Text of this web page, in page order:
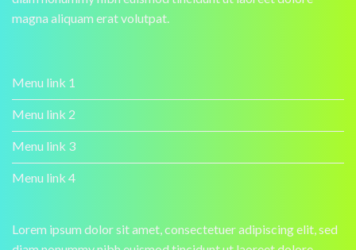
magna aliquam erat volutpat.
Menu link 1
Menu link 2
Menu link 3
Menu link 4
Lorem ipsum dolor sit amet, consectetuer adipiscing elit, sed